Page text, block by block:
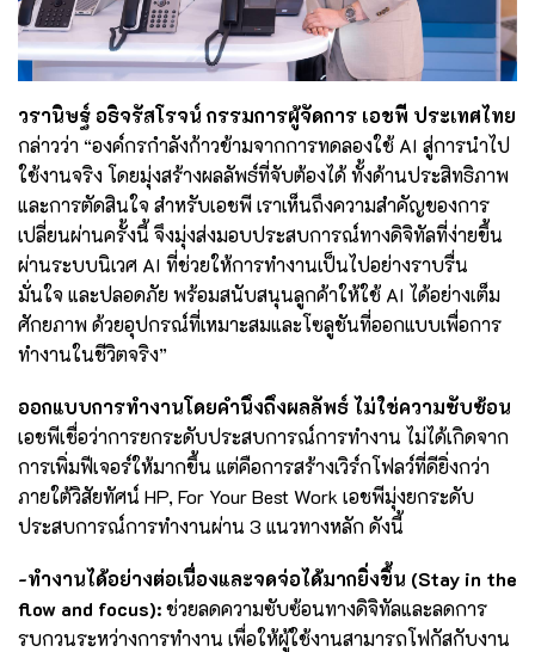
วรานิษฐ์ อธิจรัสโรจน์ กรรมการผู้จัดการ เอชพี ประเทศไทย
กล่าวว่า “องค์กรกำลังก้าวข้ามจากการทดลองใช้ AI สู่การนำไป
ใช้งานจริง โดยมุ่งสร้างผลลัพธ์ที่จับต้องได้ ทั้งด้านประสิทธิภาพ
และการตัดสินใจ สำหรับเอชพี เราเห็นถึงความสำคัญของการ
เปลี่ยนผ่านครั้งนี้ จึงมุ่งส่งมอบประสบการณ์ทางดิจิทัลที่ง่ายขึ้น
ผ่านระบบนิเวศ AI ที่ช่วยให้การทำงานเป็นไปอย่างราบรื่น
มั่นใจ และปลอดภัย พร้อมสนับสนุนลูกค้าให้ใช้ AI ได้อย่างเต็ม
ศักยภาพ ด้วยอุปกรณ์ที่เหมาะสมและโซลูชันที่ออกแบบเพื่อการ
ทำงานในชีวิตจริง”
ออกแบบการทำงานโดยคำนึงถึงผลลัพธ์ ไม่ใช่ความซับซ้อน
เอชพีเชื่อว่าการยกระดับประสบการณ์การทำงาน ไม่ได้เกิดจาก
การเพิ่มฟีเจอร์ให้มากขึ้น แต่คือการสร้างเวิร์กโฟลว์ที่ดียิ่งกว่า
ภายใต้วิสัยทัศน์ HP, For Your Best Work เอชพีมุ่งยกระดับ
ประสบการณ์การทำงานผ่าน 3 แนวทางหลัก ดังนี้
-ทำงานได้อย่างต่อเนื่องและจดจ่อได้มากยิ่งขึ้น (Stay in the
flow and focus):ช่วยลดความซับซ้อนทางดิจิทัลและลดการ
รบกวนระหว่างการทำงาน เพื่อให้ผู้ใช้งานสามารถโฟกัสกับงาน